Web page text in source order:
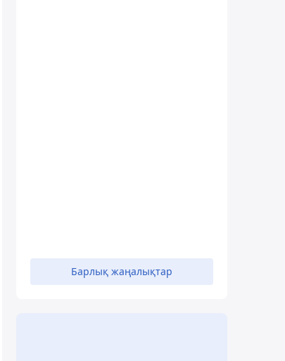
Барлық жаңалықтар